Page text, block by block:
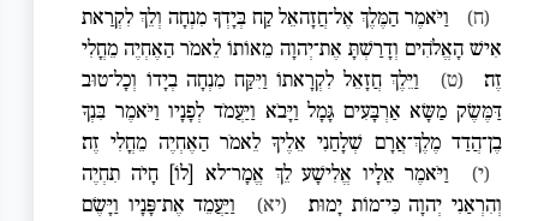
(ח)
וַיֹּאמֶר הַמֶּלֶךְ אֶל־חֲזָהאֵל קַח בְּיָדְךָ מִנְחָה וְלֵךְ לִקְרַאת
אִישׁ הָאֱלֹהִים וְדָרַשְׁתָּ אֶת־יְהוָה מֵאוֹתוֹ לֵאמֹר הַאֶחְיֶה מֵחֳלִי
זֶה׃
(ט)
וַיֵּלֶךְ חֲזָאֵל לִקְרָאתוֹ וַיִּקַּח מִנְחָה בְיָדוֹ וְכָל־טוּב
דַּמֶּשֶׂק מַשָּׂא אַרְבָּעִים גָּמָל וַיָּבֹא וַיַּעֲמֹד לְפָנָיו וַיֹּאמֶר בִּנְךָ
בֶן־הֲדַד מֶלֶךְ־אֲרָם שְׁלָחַנִי אֵלֶיךָ לֵאמֹר הַאֶחְיֶה מֵחֳלִי זֶה׃
(י)
וַיֹּאמֶר אֵלָיו אֱלִישָׁע לֵךְ אֱמָר־לא [לוֹ] חָיֹה תִחְיֶה
וְהִרְאַנִי יְהוָה כִּי־מוֹת יָמוּת׃
(יא)
וַיַּעֲמֵד אֶת־פָּנָיו וַיָּשֶׂם